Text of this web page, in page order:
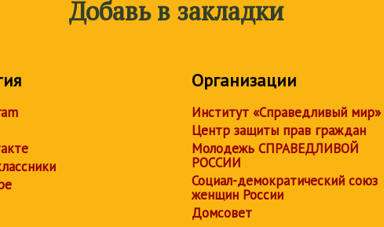
Добавь в закладки
Организации
Институт «Справедливый мир»
Центр защиты прав граждан
Молодежь СПРАВЕДЛИВОЙ
РОССИИ
Социал-демократический союз
женщин России
Домсовет